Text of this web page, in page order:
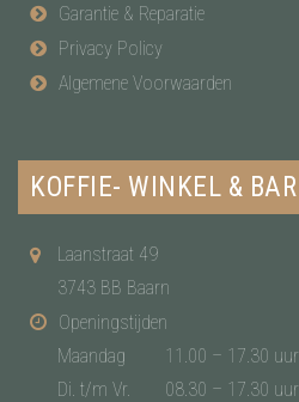
Garantie & Reparatie
Privacy Policy
Algemene Voorwaarden
KOFFIE- WINKEL & BAR
Laanstraat 49
3743 BB Baarn
Openingstijden
Maandag
11.00 – 17.30 uur
Di. t/m Vr.
08.30 – 17.30 uur